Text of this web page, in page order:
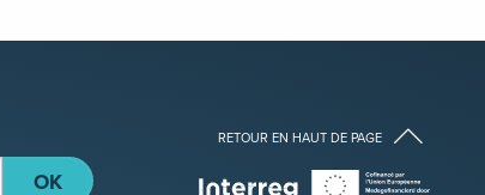
OK
RETOUR EN HAUT DE PAGE